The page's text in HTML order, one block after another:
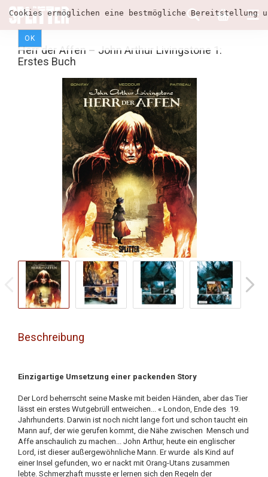
Cookies ermöglichen eine bestmögliche
OK
Herr der Affen – John Arthur Livingstone 1:
Erstes Buch
Beschreibung
Einzigartige Umsetzung einer packenden Story
Der Lord beherrscht seine Maske mit beiden Händen, aber das Tier
lässt ein erstes Wutgebrüll entweichen... « London, Ende des 19.
Jahrhunderts. Darwin ist noch nicht lange fort und schon taucht ein
Mann auf, der wie gerufen kommt, die Nähe zwischen Mensch und
Affe anschaulich zu machen... John Arthur, heute ein englischer
Lord, ist dieser außergewöhnliche Mann. Er wurde als Kind auf
einer Insel gefunden, wo er nackt mit Orang-Utans zusammen
lebte. Schmerzhaft musste er lernen sich den Regeln der